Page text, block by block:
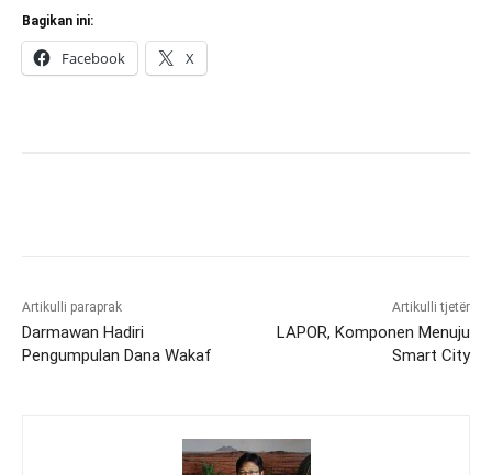
Bagikan ini:
Facebook X
Artikulli paraprak
Darmawan Hadiri
Pengumpulan Dana Wakaf
Artikulli tjetër
LAPOR, Komponen Menuju
Smart City